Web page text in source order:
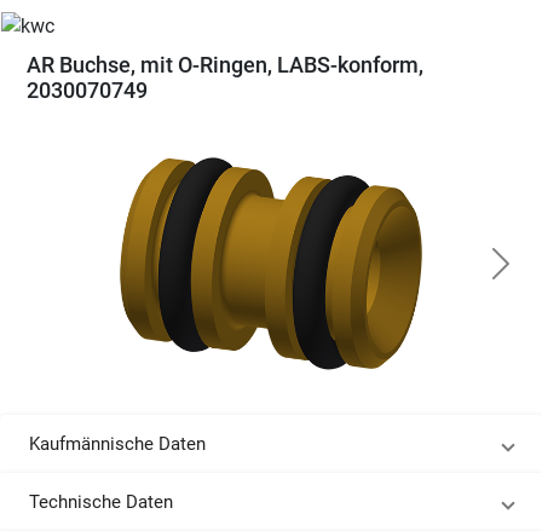
AR Buchse, mit O-Ringen, LABS-konform,
2030070749
Kaufmännische Daten
Technische Daten